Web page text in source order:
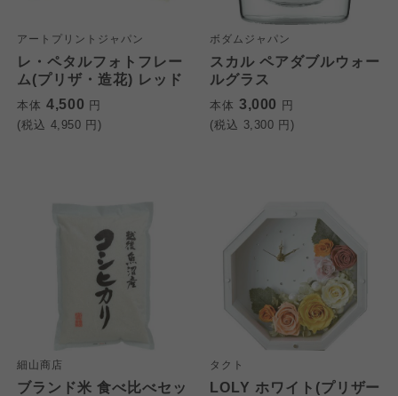
アートプリントジャパン
レ・ペタルフォトフレー
ム(プリザ・造花) レッド
本体 4,500 円
(税込 4,950 円)
ボダムジャパン
スカル ペアダブルウォー
ルグラス
本体 3,000 円
(税込 3,300 円)
細山商店
ブランド米 食べ比べセッ
タクト
LOLY ホワイト(プリザー